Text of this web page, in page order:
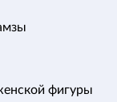
фигуры